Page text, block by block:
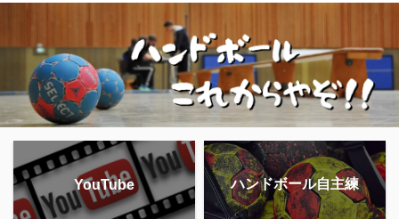
YouTube ハンドボール自主練